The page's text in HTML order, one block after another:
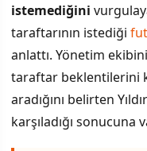
istemediğini
taraftarının istediği
anlattı. Yönetim
taraftar beklentilerini
aradığını belirten
karşıladığı sonucuna